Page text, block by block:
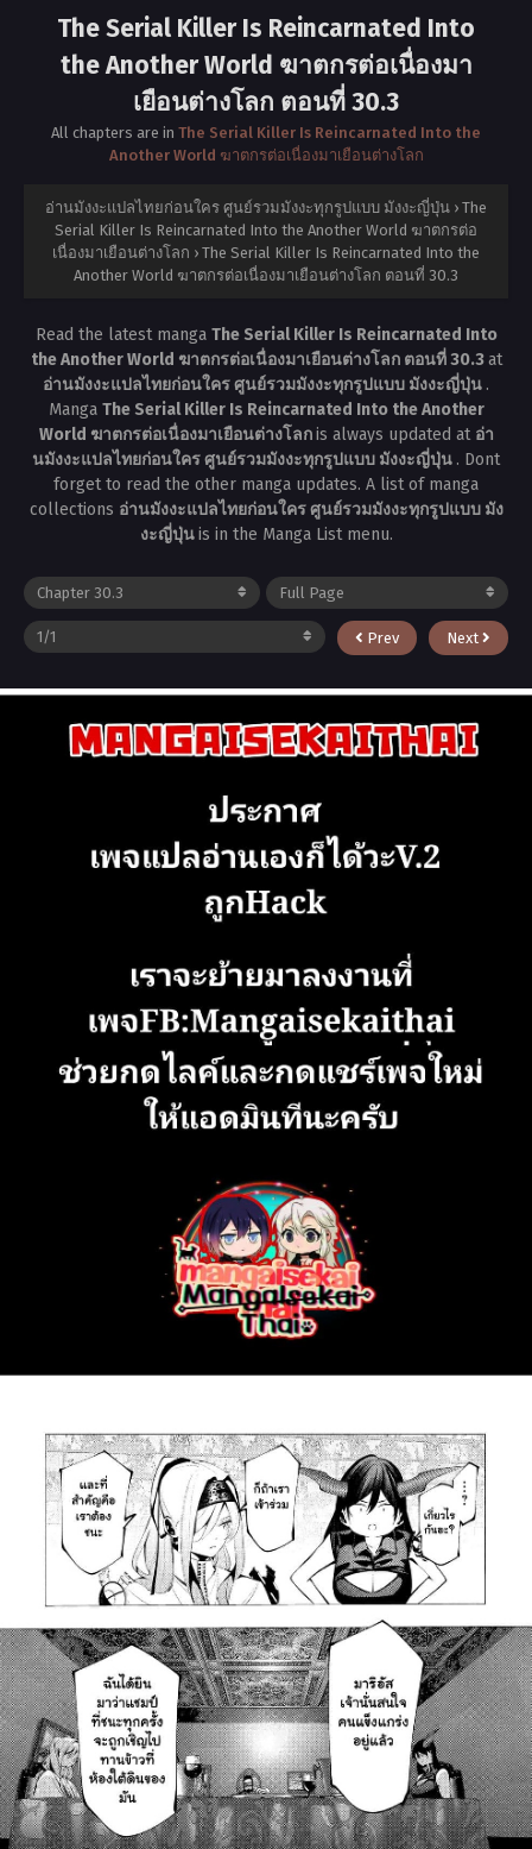
The Serial Killer Is Reincarnated Into
the Another World ฆาตกรต่อเนื่องมา
เยือนต่างโลก ตอนที่ 30.3
All chapters are in The Serial Killer Is Reincarnated Into the
Another World ฆาตกรต่อเนื่องมาเยือนต่างโลก
อ่านมังงะแปลไทยก่อนใคร ศูนย์รวมมังงะทุกรูปแบบ มังงะญี่ปุ่น › The
Serial Killer Is Reincarnated Into the Another World ฆาตกรต่อ
เนื่องมาเยือนต่างโลก › The Serial Killer Is Reincarnated Into the
Another World ฆาตกรต่อเนื่องมาเยือนต่างโลก ตอนที่ 30.3
Read the latest manga The Serial Killer Is Reincarnated Into
the Another World ฆาตกรต่อเนื่องมาเยือนต่างโลก ตอนที่ 30.3at
อ่านมังงะแปลไทยก่อนใคร ศูนย์รวมมังงะทุกรูปแบบ มังงะญี่ปุ่น .
Manga The Serial Killer Is Reincarnated Into the Another
World ฆาตกรต่อเนื่องมาเยือนต่างโลกis always updated at อ่า
นมังงะแปลไทยก่อนใคร ศูนย์รวมมังงะทุกรูปแบบ มังงะญี่ปุ่น . Dont
forget to read the other manga updates. A list of manga
collections อ่านมังงะแปลไทยก่อนใคร ศูนย์รวมมังงะทุกรูปแบบ มัง
งะญี่ปุ่นis in the Manga List menu.
Prev Next